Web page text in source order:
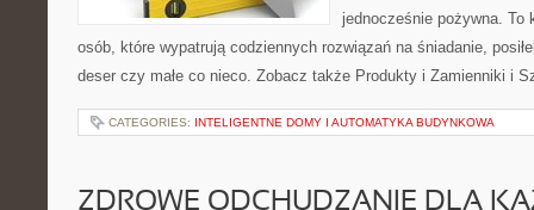
jednocześnie pożywna. To
osób, które wypatrują codziennych rozwiązań na śniadanie,
deser czy małe co nieco. Zobacz także Produkty i Zamienniki i
CATEGORIES: INTELIGENTNE DOMY I AUTOMATYKA BUDYNKOWA
ZDROWE ODCHUDZANIE DLA